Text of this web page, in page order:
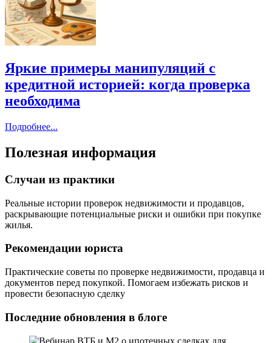
Яркие примеры манипуляций с
кредитной историей: когда проверка
необходима
Подробнее...
Полезная информация
Случаи из практики
Реальные истории проверок недвижимости и продавцов,
раскрывающие потенциальные риски и ошибки при покупке
жилья.
Рекомендации юриста
Практические советы по проверке недвижимости, продавца и
документов перед покупкой. Помогаем избежать рисков и
провести безопасную сделку
Последние обновления в блоге